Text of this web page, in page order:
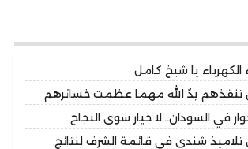
الكهرباء يا شيخ كامل
تنقذهم يدُ الله مهما عظمت خسائرهم
في السودان…لا خيار سوى النجاح
تلاميذ شندي في قائمة الشرف لنتائج